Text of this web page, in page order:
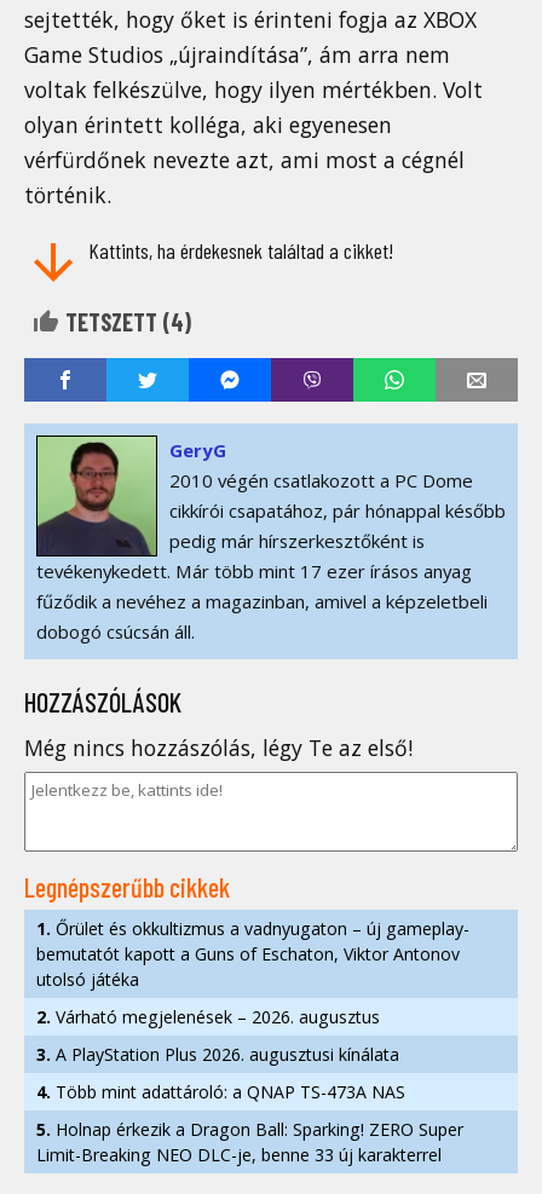
sejtették, hogy őket is érinteni fogja az XBOX
Game Studios „újraindítása”, ám arra nem
voltak felkészülve, hogy ilyen mértékben. Volt
olyan érintett kolléga, aki egyenesen
vérfürdőnek nevezte azt, ami most a cégnél
történik.
Kattints, ha érdekesnek találtad a cikket!
TETSZETT (4)
GeryG
2010 végén csatlakozott a PC Dome
cikkírói csapatához, pár hónappal később
pedig már hírszerkesztőként is
tevékenykedett. Már több mint 17 ezer írásos anyag
fűződik a nevéhez a magazinban, amivel a képzeletbeli
dobogó csúcsán áll.
HOZZÁSZÓLÁSOK
Még nincs hozzászólás, légy Te az első!
Legnépszerűbb cikkek
1. Őrület és okkultizmus a vadnyugaton – új gameplay-
bemutatót kapott a Guns of Eschaton, Viktor Antonov
utolsó játéka
2. Várható megjelenések – 2026. augusztus
3. A PlayStation Plus 2026. augusztusi kínálata
4. Több mint adattároló: a QNAP TS-473A NAS
5. Holnap érkezik a Dragon Ball: Sparking! ZERO Super
Limit-Breaking NEO DLC-je, benne 33 új karakterrel